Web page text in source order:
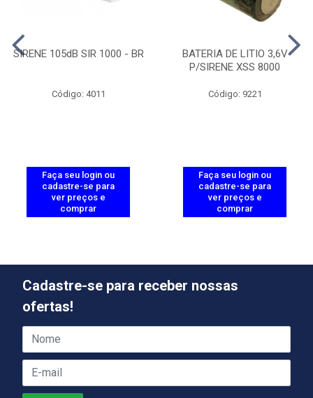
SIRENE 105dB SIR 1000 - BR
Código: 4011
Faça seu login ou
cadastre-se para
ver preços e
comprar
BATERIA DE LITIO 3,6V
P/SIRENE XSS 8000
Código: 9221
Faça seu login ou
cadastre-se para
ver preços e
comprar
Cadastre-se para receber nossas
ofertas!